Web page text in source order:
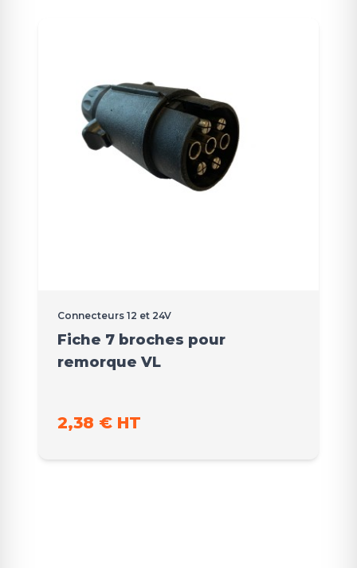
Connecteurs 12 et 24V
Fiche 7 broches pour
remorque VL
2,38 € HT